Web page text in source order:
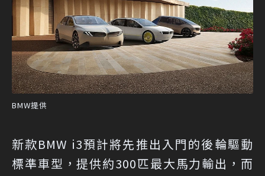
BMW提供
新款BMW i3預計將先推出入門的後輪驅動
標準車型，提供約300匹最大馬力輸出，而